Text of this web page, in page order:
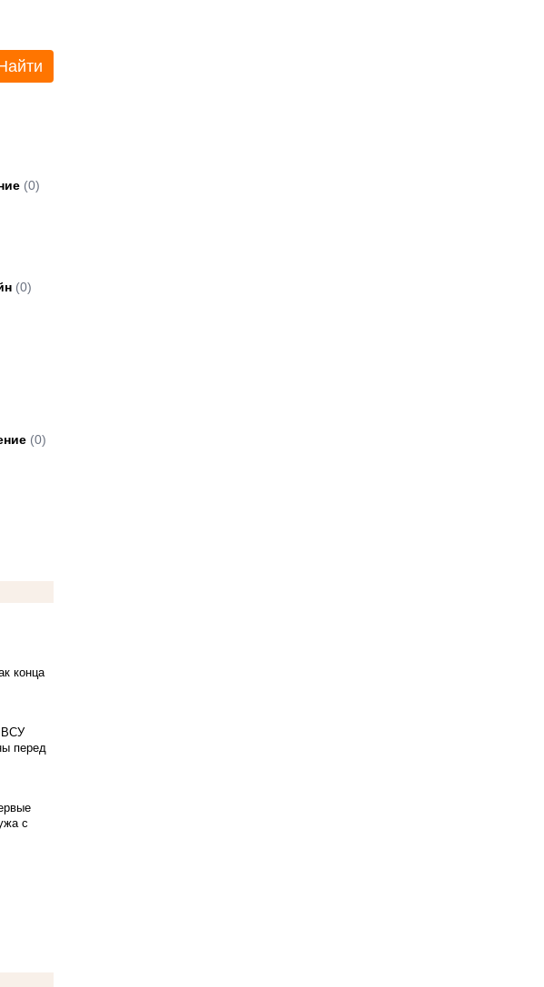
(0)
(0)
(0)
конца
ВСУ
перед
с